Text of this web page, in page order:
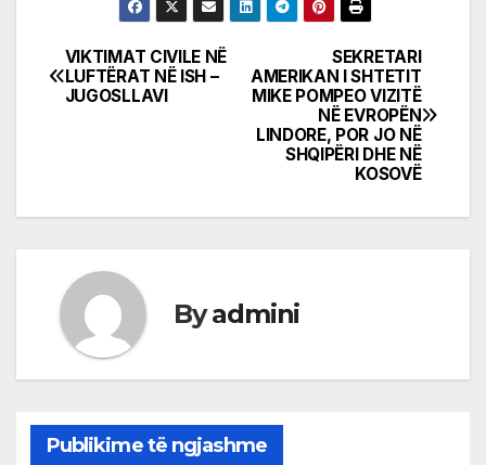
Post
navigation
SEKRETARI
AMERIKAN I SHTETIT
MIKE POMPEO VIZITË
NË EVROPËN
LINDORE, POR JO NË
SHQIPËRI DHE NË
KOSOVË
VIKTIMAT CIVILE NË
LUFTËRAT NË ISH –
JUGOSLLAVI
Byadmini
Publikime të ngjashme